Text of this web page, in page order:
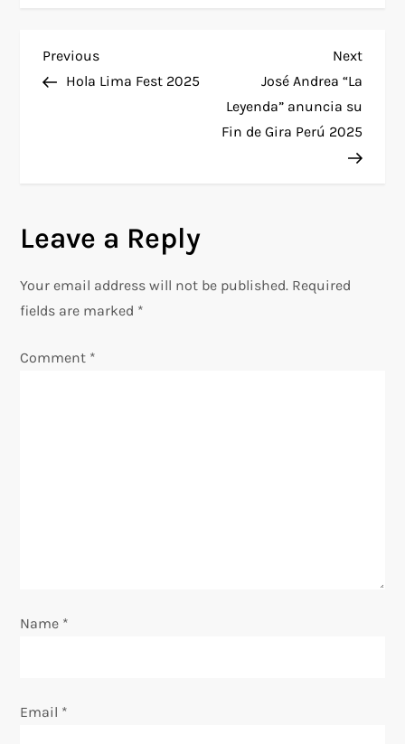
P
n
a
v
i
n
Previous
Post
Previous
Hola Lima Fest 2025
Next
Post
Next
José Andrea “La
Leyenda” anuncia su
Fin de Gira Perú 2025
Leave a Reply
Your email address will not be published. Required
fields are marked *
Comment *
Name *
Email *